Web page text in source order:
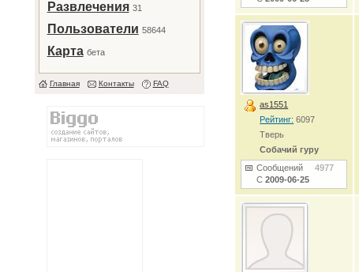
Развлечения 31
Пользователи 58644
Карта бета
Главная Контакты FAQ
as1551
Рейтинг: 6097
Тверь
Собачий гуру
Сообщений4977
С2009-06-25